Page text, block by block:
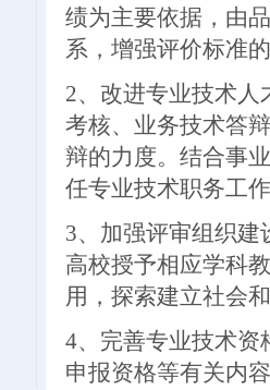
绩为主要依据，由
系，增强评价标准
2、改进专业技术
考核、业务技术答
辩的力度。结合事
任专业技术职务工
3、加强评审组织
高校授予相应学科
用，探索建立社会
4、完善专业技术资
申报资格等有关内